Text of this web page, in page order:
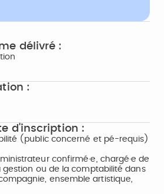
délivré :
:
d'inscription :
(public concerné et pé-requis)
confirmé·e, chargé·e de
gestion ou de la comptabilité dans
ensemble artistique,